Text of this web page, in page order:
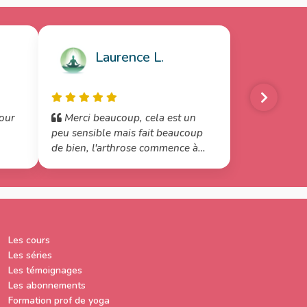
Laurence L.
Merci beaucoup, cela est un
peu sensible mais fait beaucoup
de bien, l'arthrose commence à
Les cours
Les séries
Les témoignages
Les abonnements
Formation prof de yoga